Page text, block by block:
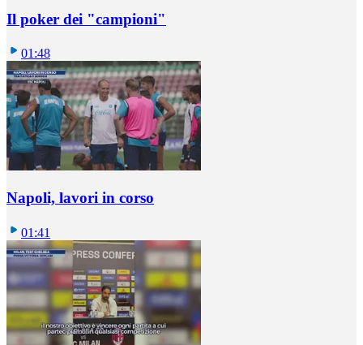
Il poker dei "campioni"
01:48
Napoli, lavori in corso
01:41